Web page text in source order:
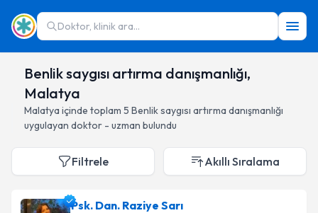
Doktor, klinik ara...
Benlik saygısı artırma danışmanlığı,
Malatya
Malatya içinde toplam 5 Benlik saygısı artırma danışmanlığı
uygulayan doktor - uzman bulundu
Filtrele Akıllı Sıralama
Psk. Dan. Raziye Sarı